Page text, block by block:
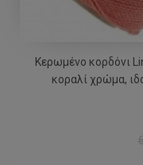
Κερωμένο κορδόνι
κοραλί χρώμα,